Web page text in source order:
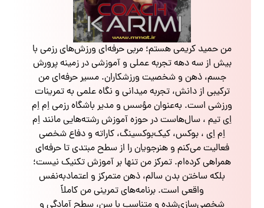
من حمید کریمی هستم؛ مربی حرفه‌ای ورزش‌های رزمی با
بیش از سه دهه تجربه عملی و آموزشی در زمینه پرورش
جسم، ذهن و شخصیت ورزشکاران. مسیر حرفه‌ای من
ترکیبی از دانش، تجربه میدانی و نگاه علمی به تمرینات
ورزشی است. به‌عنوان مؤسس و مدیر باشگاه رزمی اِم اِم
اِی تیم ، سال‌هاست در حوزه آموزش رشته‌هایی مانند اِم
اِم اِی ، بوکس، کیک‌بوکسینگ، کاراته و دفاع شخصی
فعالیت می‌کنم و هنرجویان را از سطح مبتدی تا حرفه‌ای
همراهی کرده‌ام. تمرکز من تنها بر آموزش تکنیک نیست؛
بلکه ساختن بدن سالم، ذهن متمرکز و اعتمادبه‌نفس
واقعی است. برنامه‌های تمرینی من کاملاً
شخصی‌سازی‌شده و متناسب با سن، سطح آمادگی و